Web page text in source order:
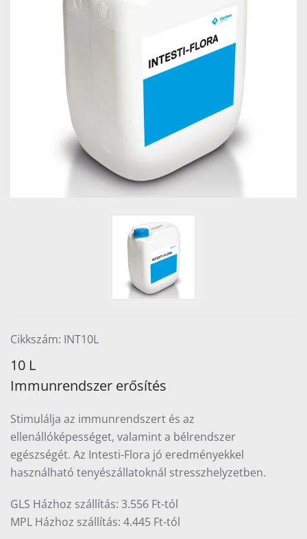
Cikkszám: INT10L
10 L
Immunrendszer erősítés
Stimulálja az immunrendszert és az
ellenállóképességet, valamint a bélrendszer
egészségét. Az Intesti-Flora jó eredményekkel
használható tenyészállatoknál stresszhelyzetben.
GLS Házhoz szállítás: 3.556 Ft-tól
MPL Házhoz szállítás: 4.445 Ft-tól